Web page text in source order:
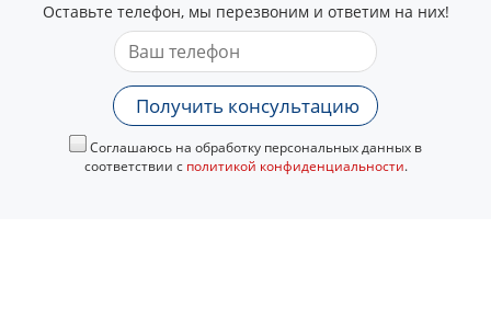
Оставьте телефон, мы перезвоним и ответим на них!
Получить консультацию
Соглашаюсь на обработку персональных данных в
соответствии с политикой конфиденциальности.